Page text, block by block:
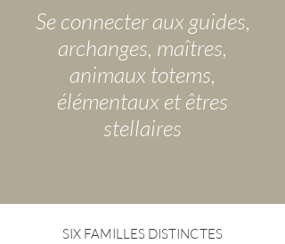
Se connecter aux guides,
archanges, maîtres,
animaux totems,
élémentaux et êtres
stellaires
SIX FAMILLES DISTINCTES